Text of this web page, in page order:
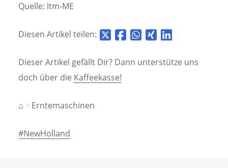
Quelle: ltm-ME
Diesen Artikel teilen:
Dieser Artikel gefällt Dir? Dann unterstütze uns
doch über die Kaffeekasse!
⌂ Erntemaschinen
#NewHolland